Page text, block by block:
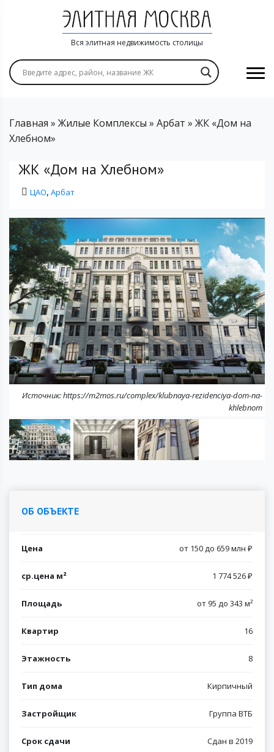
Вся элитная недвижимость столицы
Главная » Жилые Комплексы » Арбат » ЖК «Дом на
Хлебном»
ЖК «Дом на Хлебном»
ЦАО, Арбат
Источник: https://m2mos.ru/complex/klubnaya-rezidenciya-dom-na-
khlebnom
Next
ОБ ОБЪЕКТЕ
Цена от 150 до 659 млн ₽
ср.цена м² 1 774 526 ₽
Площадь от 95 до 343 м²
Квартир 16
Этажность 8
Тип дома Кирпичный
Застройщик Группа ВТБ
Срок сдачи Сдан в 2019